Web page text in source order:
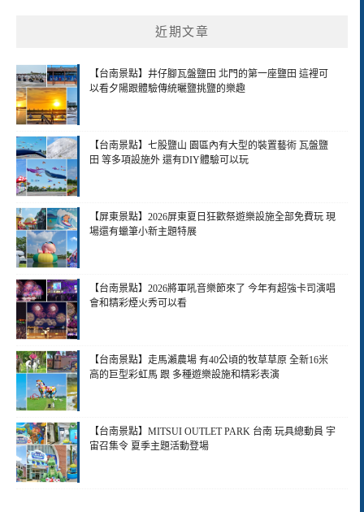
近期文章
【台南景點】井仔腳瓦盤鹽田 北門的第一座鹽田 這裡可
以看夕陽跟體驗傳統曬鹽挑鹽的樂趣
【台南景點】七股鹽山 園區內有大型的裝置藝術 瓦盤鹽
田 等多項設施外 還有DIY體驗可以玩
【屏東景點】2026屏東夏日狂歡祭遊樂設施全部免費玩 現
場還有蠟筆小新主題特展
【台南景點】2026將軍吼音樂節來了 今年有超強卡司演唱
會和精彩煙火秀可以看
【台南景點】走馬瀨農場 有40公頃的牧草草原 全新16米
高的巨型彩虹馬 跟 多種遊樂設施和精彩表演
【台南景點】MITSUI OUTLET PARK 台南 玩具總動員 宇
宙召集令 夏季主題活動登場